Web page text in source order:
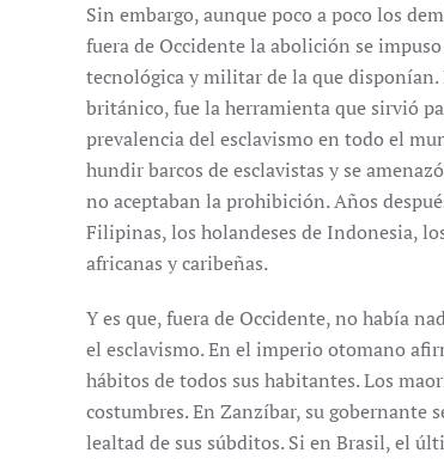
Sin embargo, aunque poco a poco los
fuera de Occidente la abolición se
tecnológica y militar de la que
británico, fue la herramienta que sirvió
prevalencia del esclavismo en todo el
hundir barcos de esclavistas y se
no aceptaban la prohibición. Años
Filipinas, los holandeses de Indonesia,
africanas y caribeñas.
Y es que, fuera de Occidente, no había
el esclavismo. En el imperio otomano
hábitos de todos sus habitantes. Los
costumbres. En Zanzíbar, su gobernante
lealtad de sus súbditos. Si en Brasil, el